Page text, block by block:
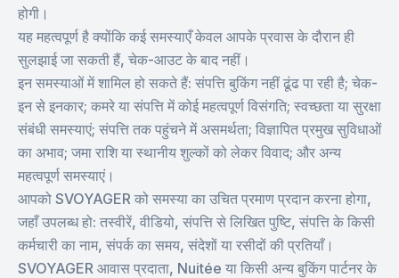
होगी।
यह महत्वपूर्ण है क्योंकि कई समस्याएँ केवल आपके प्रवास के दौरान ही
सुलझाई जा सकती हैं, चेक-आउट के बाद नहीं।
इन समस्याओं में शामिल हो सकते हैं: संपत्ति बुकिंग नहीं ढूंढ पा रही है; चेक-
इन से इनकार; कमरे या संपत्ति में कोई महत्वपूर्ण विसंगति; स्वच्छता या सुरक्षा
संबंधी समस्याएं; संपत्ति तक पहुंचने में असमर्थता; विज्ञापित प्रमुख सुविधाओं
का अभाव; जमा राशि या स्थानीय शुल्कों को लेकर विवाद; और अन्य
महत्वपूर्ण समस्याएं।
आपको SVOYAGER को समस्या का उचित प्रमाण प्रदान करना होगा,
जहाँ उपलब्ध हो: तस्वीरें, वीडियो, संपत्ति से लिखित पुष्टि, संपत्ति के किसी
कर्मचारी का नाम, संपर्क का समय, संदेशों या रसीदों की प्रतियाँ।
SVOYAGER आवास प्रदाता, Nuitée या किसी अन्य बुकिंग पार्टनर के